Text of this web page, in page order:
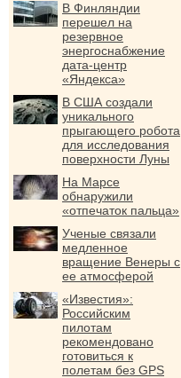
В Финляндии
перешел на
резервное
энергоснабжение
дата-центр
«Яндекса»
В США создали
уникального
прыгающего робота
для исследования
поверхности Луны
На Марсе
обнаружили
«отпечаток пальца»
Ученые связали
медленное
вращение Венеры с
ее атмосферой
«Известия»:
Российским
пилотам
рекомендовано
готовиться к
полетам без GPS